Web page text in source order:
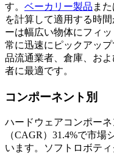
す。 ベーカリー製品 ま
を計算して適用する時
ーは幅広い物体にフィ
常に迅速にピックアッ
品流通業者、倉庫、お
者に最適です。
コンポーネント別
ハードウェアコンポー
（CAGR）31.4%で市
います。ソフトロボテ